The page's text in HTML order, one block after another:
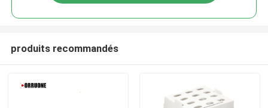
produits recommandés